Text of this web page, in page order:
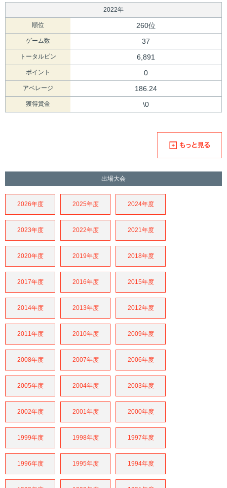
2022年
順位 260位
ゲーム数 37
トータルピン 6,891
ポイント 0
アベレージ 186.24
獲得賞金 \0
出場大会
2026年度 2025年度 2024年度
2023年度 2022年度 2021年度
2020年度 2019年度 2018年度
2017年度 2016年度 2015年度
2014年度 2013年度 2012年度
2011年度 2010年度 2009年度
2008年度 2007年度 2006年度
2005年度 2004年度 2003年度
2002年度 2001年度 2000年度
1999年度 1998年度 1997年度
1996年度 1995年度 1994年度